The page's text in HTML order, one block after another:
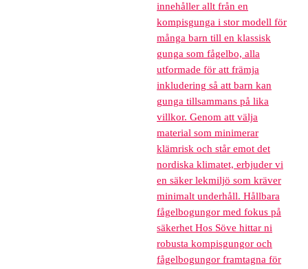
innehåller allt från en
kompisgunga i stor modell för
många barn till en klassisk
gunga som fågelbo, alla
utformade för att främja
inkludering så att barn kan
gunga tillsammans på lika
villkor. Genom att välja
material som minimerar
klämrisk och står emot det
nordiska klimatet, erbjuder vi
en säker lekmiljö som kräver
minimalt underhåll. Hållbara
fågelbogungor med fokus på
säkerhet Hos Söve hittar ni
robusta kompisgungor och
fågelbogungor framtagna för